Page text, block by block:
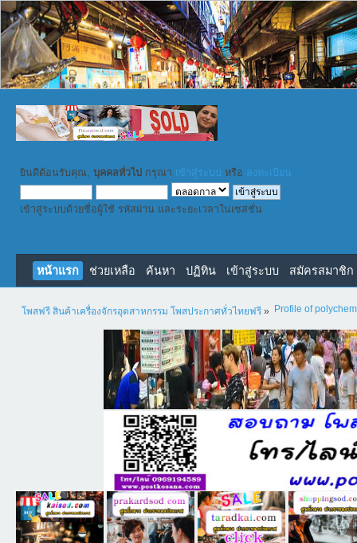
ยินดีต้อนรับคุณ, บุคคลทั่วไป กรุณา เข้าสู่ระบบ หรือ ลงทะเบียน
เข้าสู่ระบบด้วยชื่อผู้ใช้ รหัสผ่าน และระยะเวลาในเซสชั่น
หน้าแรก ช่วยเหลือ ค้นหา ปฏิทิน เข้าสู่ระบบ สมัครสมาชิก
โพสฟรี สินค้าเครื่องจักรอุตสาหกรรม โพสประกาศทั่วไทยฟรี » Profile of